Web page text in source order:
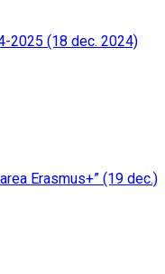
2025 (18 dec. 2024)
Erasmus+” (19 dec.)